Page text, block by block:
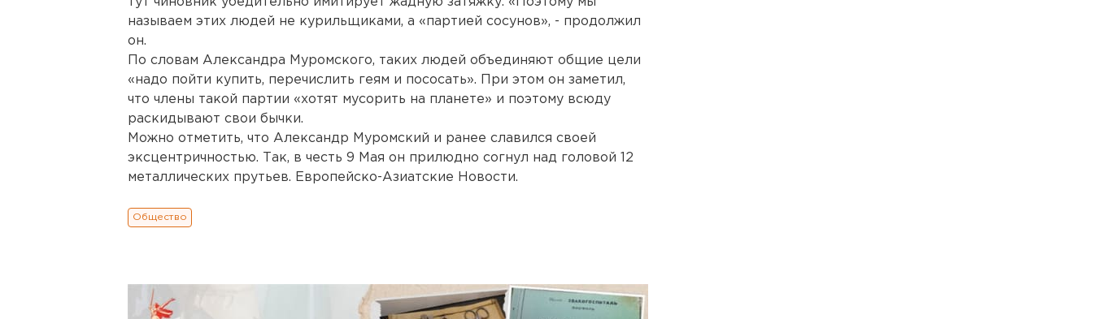
называем этих людей не курильщиками, а «партией сосунов», - продолжил
он.
По словам Александра Муромского, таких людей объединяют общие цели
«надо пойти купить, перечислить геям и пососать». При этом он заметил,
что члены такой партии «хотят мусорить на планете» и поэтому всюду
раскидывают свои бычки.
Можно отметить, что Александр Муромский и ранее славился своей
эксцентричностью. Так, в честь 9 Мая он прилюдно согнул над головой 12
металлических прутьев. Европейско-Азиатские Новости.
Общество